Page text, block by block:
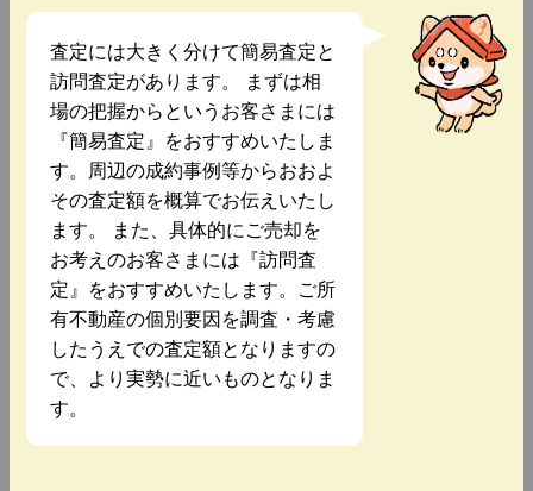
査定には大きく分けて簡易査定と
訪問査定があります。 まずは相
場の把握からというお客さまには
『簡易査定』をおすすめいたしま
す。周辺の成約事例等からおおよ
その査定額を概算でお伝えいたし
ます。 また、具体的にご売却を
お考えのお客さまには『訪問査
定』をおすすめいたします。ご所
有不動産の個別要因を調査・考慮
したうえでの査定額となりますの
で、より実勢に近いものとなりま
す。